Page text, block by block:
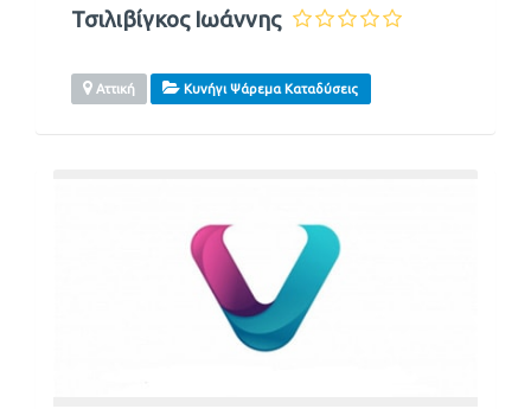
Τσιλιβίγκος Ιωάννης
Αττική Κυνήγι Ψάρεμα Καταδύσεις